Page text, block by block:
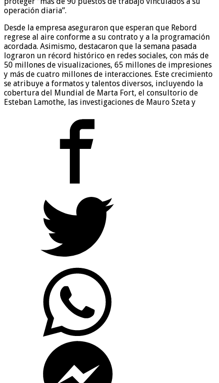
operación diaria”.
Desde la empresa aseguraron que esperan que Rebord
regrese al aire conforme a su contrato y a la programación
acordada. Asimismo, destacaron que la semana pasada
lograron un récord histórico en redes sociales, con más de
50 millones de visualizaciones, 65 millones de impresiones
y más de cuatro millones de interacciones. Este crecimiento
se atribuye a formatos y talentos diversos, incluyendo la
cobertura del Mundial de Marta Fort, el consultorio de
Esteban Lamothe, las investigaciones de Mauro Szeta y